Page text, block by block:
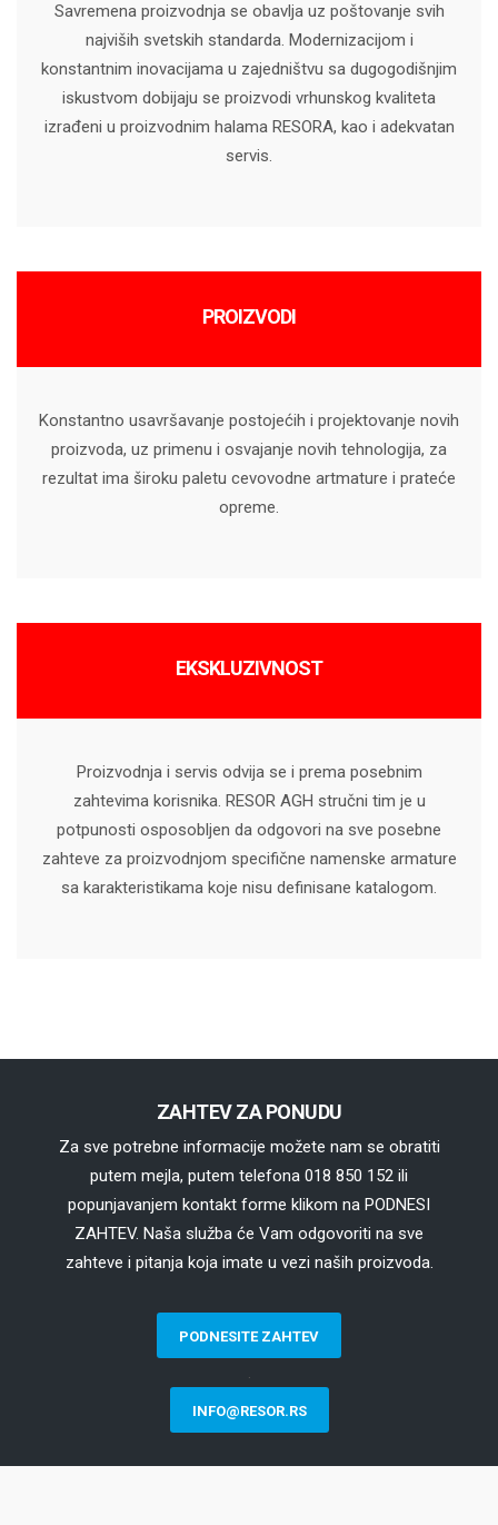
Savremena proizvodnja se obavlja uz poštovanje svih
najviših svetskih standarda. Modernizacijom i
konstantnim inovacijama u zajedništvu sa dugogodišnjim
iskustvom dobijaju se proizvodi vrhunskog kvaliteta
izrađeni u proizvodnim halama RESORA, kao i adekvatan
servis.
PROIZVODI
Konstantno usavršavanje postojećih i projektovanje novih
proizvoda, uz primenu i osvajanje novih tehnologija, za
rezultat ima široku paletu cevovodne artmature i prateće
opreme.
EKSKLUZIVNOST
Proizvodnja i servis odvija se i prema posebnim
zahtevima korisnika. RESOR AGH stručni tim je u
potpunosti osposobljen da odgovori na sve posebne
zahteve za proizvodnjom specifične namenske armature
sa karakteristikama koje nisu definisane katalogom.
ZAHTEV ZA PONUDU
Za sve potrebne informacije možete nam se obratiti
putem mejla, putem telefona 018 850 152 ili
popunjavanjem kontakt forme klikom na PODNESI
ZAHTEV. Naša služba će Vam odgovoriti na sve
zahteve i pitanja koja imate u vezi naših proizvoda.
PODNESITE ZAHTEV
.
INFO@RESOR.RS